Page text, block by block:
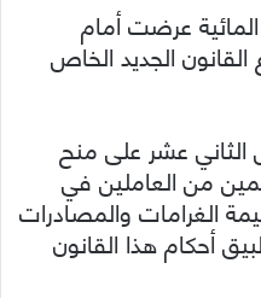
المائية عرضت أمام
الجديد الخاص
في الفصل الثاني عشر على منح
من العاملين في
من قيمة الغرامات والمصادرات
أحكام هذا القانون